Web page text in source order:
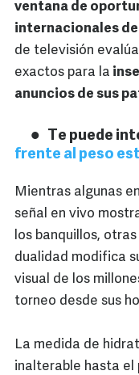
ventana de
internacionales
de televisión
exactos para la
anuncios de sus
Te puede
frente al peso
Mientras algunas
señal en vivo
los banquillos,
dualidad modifica
visual de los
torneo desde sus
La medida de
inalterable hasta